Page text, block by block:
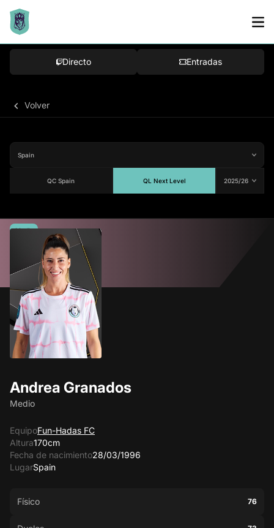
Directo Entradas
Volver
QC Spain QL Next Level
Andrea Granados
Medio
EquipoFun-Hadas FC
Altura170cm
Fecha de nacimiento28/03/1996
LugarSpain
Media
Físico 76